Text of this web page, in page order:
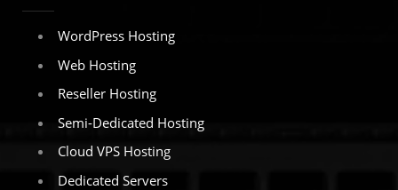
WordPress Hosting
Web Hosting
Reseller Hosting
Semi-Dedicated Hosting
Cloud VPS Hosting
Dedicated Servers